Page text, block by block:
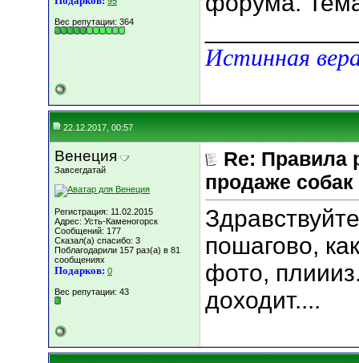
Вес репутации: 364
Истинная
22.12.2017, 00:57
Венеция
Завсегдатай
Регистрация: 11.02.2015
Адрес: Усть-Каменогорск
Сообщений: 177
Сказал(а) спасибо: 3
Поблагодарили 157 раз(а) в 81
сообщениях
Подарков: 0
Вес репутации: 43
Re: Правила
продаже
пошaгово,
фото,
доходит....